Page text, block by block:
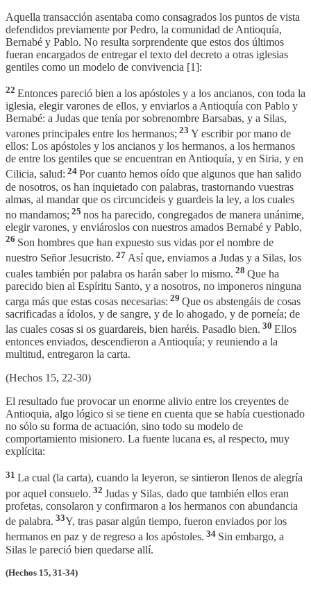
Aquella transacción asentaba como consagrados los puntos de vista
defendidos previamente por Pedro, la comunidad de Antioquía,
Bernabé y Pablo. No resulta sorprendente que estos dos últimos
fueran encargados de entregar el texto del decreto a otras iglesias
gentiles como un modelo de convivencia [1]:
22 Entonces pareció bien a los apóstoles y a los ancianos, con toda la
iglesia, elegir varones de ellos, y enviarlos a Antioquía con Pablo y
Bernabé: a Judas que tenía por sobrenombre Barsabas, y a Silas,
varones principales entre los hermanos; 23 Y escribir por mano de
ellos: Los apóstoles y los ancianos y los hermanos, a los hermanos
de entre los gentiles que se encuentran en Antioquía, y en Siria, y en
Cilicia, salud: 24 Por cuanto hemos oído que algunos que han salido
de nosotros, os han inquietado con palabras, trastornando vuestras
almas, al mandar que os circuncideis y guardeis la ley, a los cuales
no mandamos; 25 nos ha parecido, congregados de manera unánime,
elegir varones, y enviároslos con nuestros amados Bernabé y Pablo,
26 Son hombres que han expuesto sus vidas por el nombre de
nuestro Señor Jesucristo. 27 Así que, enviamos a Judas y a Silas, los
cuales también por palabra os harán saber lo mismo. 28 Que ha
parecido bien al Espíritu Santo, y a nosotros, no imponeros ninguna
carga más que estas cosas necesarias: 29 Que os abstengáis de cosas
sacrificadas a ídolos, y de sangre, y de lo ahogado, y de porneía; de
las cuales cosas si os guardareis, bien haréis. Pasadlo bien. 30 Ellos
entonces enviados, descendieron a Antioquía; y reuniendo a la
multitud, entregaron la carta.
(Hechos 15, 22-30)
El resultado fue provocar un enorme alivio entre los creyentes de
Antioquia, algo lógico si se tiene en cuenta que se había cuestionado
no sólo su forma de actuación, sino todo su modelo de
comportamiento misionero. La fuente lucana es, al respecto, muy
explícita:
31 La cual (la carta), cuando la leyeron, se sintieron llenos de alegría
por aquel consuelo. 32 Judas y Silas, dado que también ellos eran
profetas, consolaron y confirmaron a los hermanos con abundancia
de palabra. 33Y, tras pasar algún tiempo, fueron enviados por los
hermanos en paz y de regreso a los apóstoles. 34 Sin embargo, a
Silas le pareció bien quedarse allí.
(Hechos 15, 31-34)